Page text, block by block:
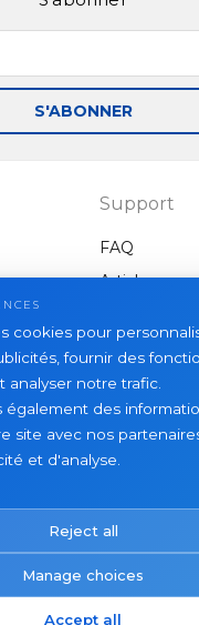
motion
S'ABONNER
Support
FAQ
Articles
Projets
À propos
Actualités
cookies pour
fournir des
analyser notre trafic.
également des
site avec nos
et d'analyse.
Reject all
Manage choices
Accept all